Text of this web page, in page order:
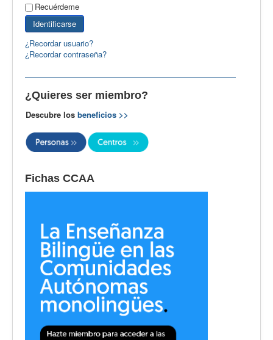
Artículos
Recursos
Observatorio EB
CIEB
Contacto
Recuérdeme
Identificarse
¿Recordar usuario?
¿Recordar contraseña?
¿Quieres ser miembro?
Descubre los beneficios >>
Fichas CCAA